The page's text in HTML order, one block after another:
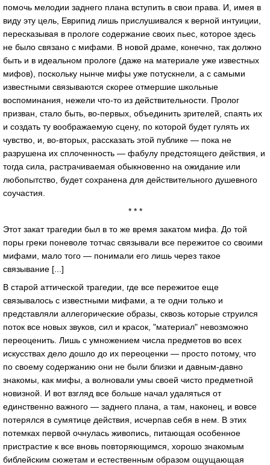
помочь мелодии заднего плана вступить в свои права. И, имея в
виду эту цель, Еврипид лишь прислушивался к верной интуиции,
пересказывая в прологе содержание своих пьес, которое здесь
не было связано с мифами. В новой драме, конечно, так должно
быть и в идеальном прологе (даже на материале уже известных
мифов), поскольку нынче мифы уже потускнели, а с самыми
известными связываются скорее отмершие школьные
воспоминания, нежели что-то из действительности. Пролог
призван, стало быть, во-первых, объединить зрителей, спаять их
и создать ту воображаемую сцену, по которой будет гулять их
чувство, и, во-вторых, рассказать этой публике — пока не
разрушена их сплоченность — фабулу предстоящего действия, и
тогда сила, растрачиваемая обыкновенно на ожидание или
любопытство, будет сохранена для действительного душевного
соучастия.
* * *
Этот закат трагедии был в то же время закатом мифа. До той
поры греки поневоле тотчас связывали все пережитое со своими
мифами, мало того — понимали его лишь через такое
связывание [...]
В старой аттической трагедии, где все пережитое еще
связывалось с известными мифами, а те одни только и
представляли аллегорические образы, сквозь которые струился
поток все новых звуков, сил и красок, "материал" невозможно
переоценить. Лишь с умножением числа предметов во всех
искусствах дело дошло до их переоценки — просто потому, что
по своему содержанию они не были близки и давным-давно
знакомы, как мифы, а волновали умы своей чисто предметной
новизной. И вот взгляд все больше начал удаляться от
единственно важного — заднего плана, а там, наконец, и вовсе
потерялся в сумятице действия, исчерпав себя в нем. В этих
потемках первой очнулась живопись, питающая особенное
пристрастие к все вновь повторяющимся, хорошо знакомым
библейским сюжетам и естественным образом ощущающая